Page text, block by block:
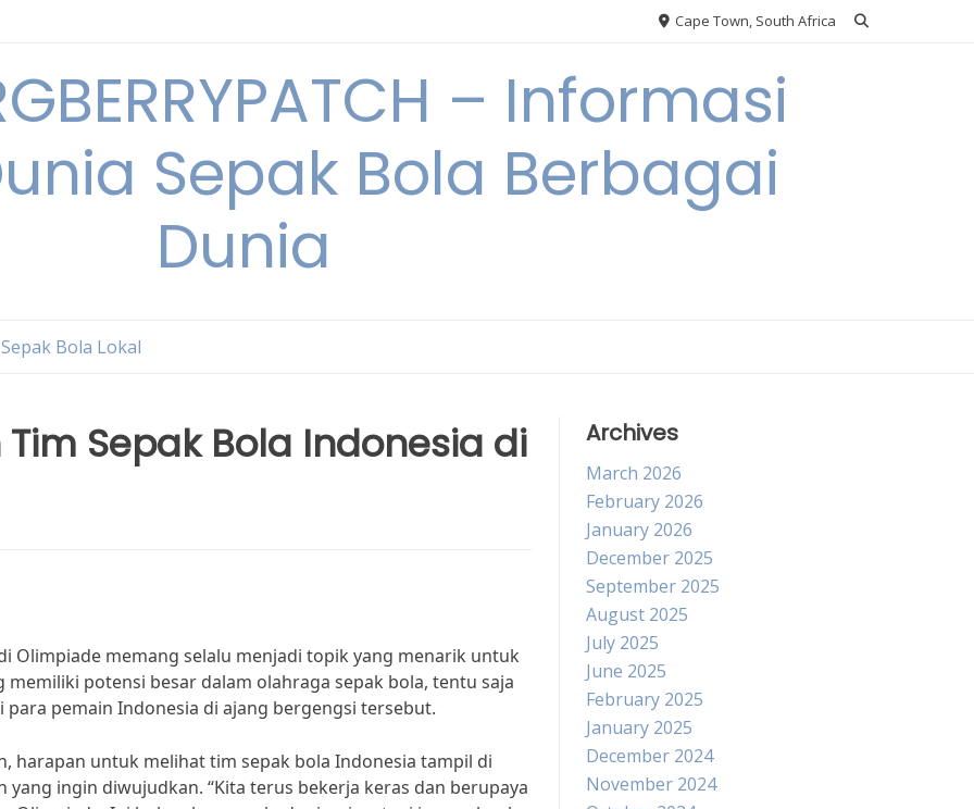
Cape Town, South Africa
– Informasi
Sepak Bola Berbagai
Dunia
Sepak Bola Lokal
Sepak Bola Indonesia di
Olimpiade memang selalu menjadi topik yang menarik untuk
memiliki potensi besar dalam olahraga sepak bola, tentu saja
pemain Indonesia di ajang bergengsi tersebut.
harapan untuk melihat tim sepak bola Indonesia tampil di
ingin diwujudkan. “Kita terus bekerja keras dan berupaya
Archives
March 2026
February 2026
January 2026
December 2025
September 2025
August 2025
July 2025
June 2025
February 2025
January 2025
December 2024
November 2024